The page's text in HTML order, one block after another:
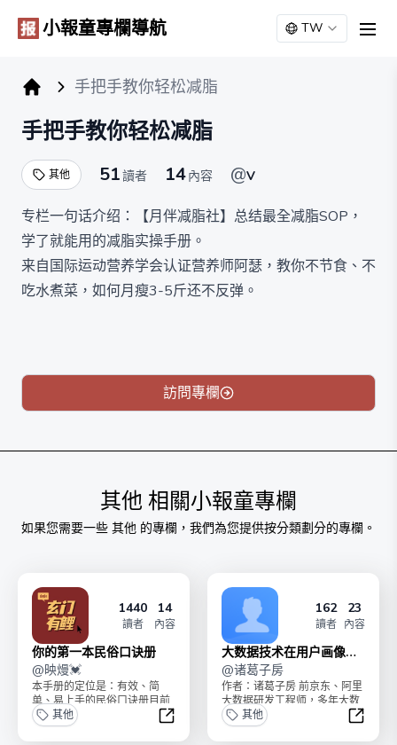
小報童專欄導航 TW
手把手教你轻松减脂
手把手教你轻松减脂
其他 51讀者 14內容 @V
专栏一句话介绍：【月伴减脂社】总结最全减脂SOP，
学了就能用的减脂实操手册。
来自国际运动营养学会认证营养师阿瑟，教你不节食、不
吃水煮菜，如何月瘦3-5斤还不反弹。
付费后➕v：ArthurInferno，送《拿来就用的1周减脂食
訪問專欄
其他 相關小報童專欄
如果您需要一些 其他 的專欄，我們為您提供按分類劃分的專欄。
1440
讀者
14
內容
你的第一本民俗口诀册
@映熳💓
本手册的定位是：有效、简
单、易上手的民俗口诀册目前
内容已经全部更新完毕。支付
259元，你将永久拥有本...
其他
你的第一本民俗口诀册
162
讀者
23
內容
大数据技术在用户画像中
的应用
@诸葛子房
作者：诸葛子房 前京东、阿里
大数据研发工程师，多年大数
据开发经验 蓝桥杯《用户画像
案例精讲》专栏...
其他
大数